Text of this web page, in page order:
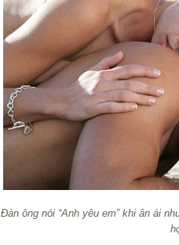
Đàn ông nói “Anh yêu em” khi ân ái